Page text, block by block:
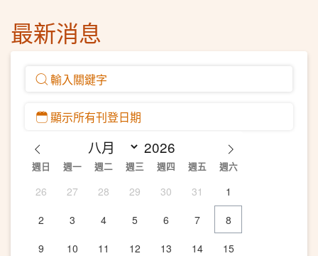
最新消息
週日 週一 週二 週三 週四 週五 週六
26 27 28 29 30 31
1
2
3 4 5 6 7
8
9
10 11 12 13 14
15